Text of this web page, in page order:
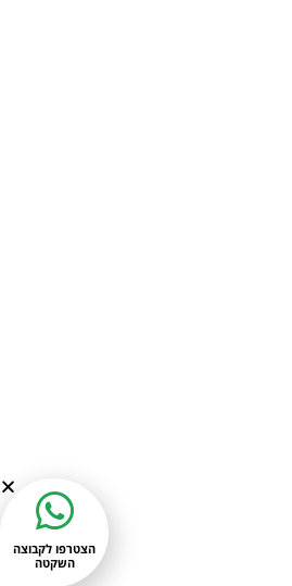
הצטרפו לקבוצה
השקטה